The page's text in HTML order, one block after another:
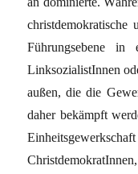
christdemokratische
Führungsebene in
LinksozialistInnen
außen, die die
daher bekämpft